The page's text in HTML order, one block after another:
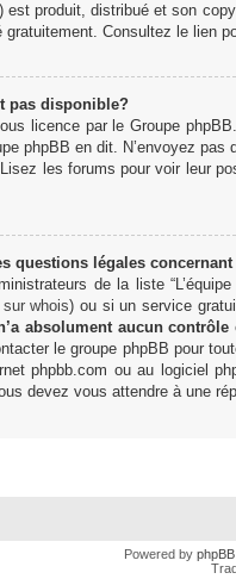
est produit, distribué et son
Consultez le lien
pas disponible?
licence par le Groupe
phpBB en dit. N’envoyez
les forums pour voir leur
questions légales
de la liste
whois) ou si un service
absolument aucun contrôle
le groupe phpBB pour
phpbb.com ou au logiciel
devez vous attendre à une
Powered by phpBB